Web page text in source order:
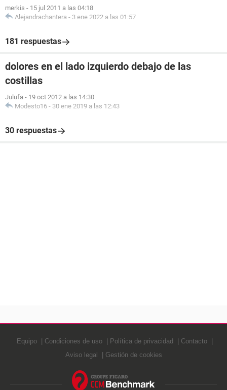
merkis - 15 jul 2011 a las 04:18
Alejandrachantera - 3 ene 2022 a las 01:57
181 respuestas
dolores en el lado izquierdo debajo de las
costillas
Julufa - 19 oct 2012 a las 14:30
Modesto16 - 30 ene 2019 a las 12:43
30 respuestas
Equipo Condiciones de uso Política de privacidad
Contacto
Aviso legal
Gestión de cookies